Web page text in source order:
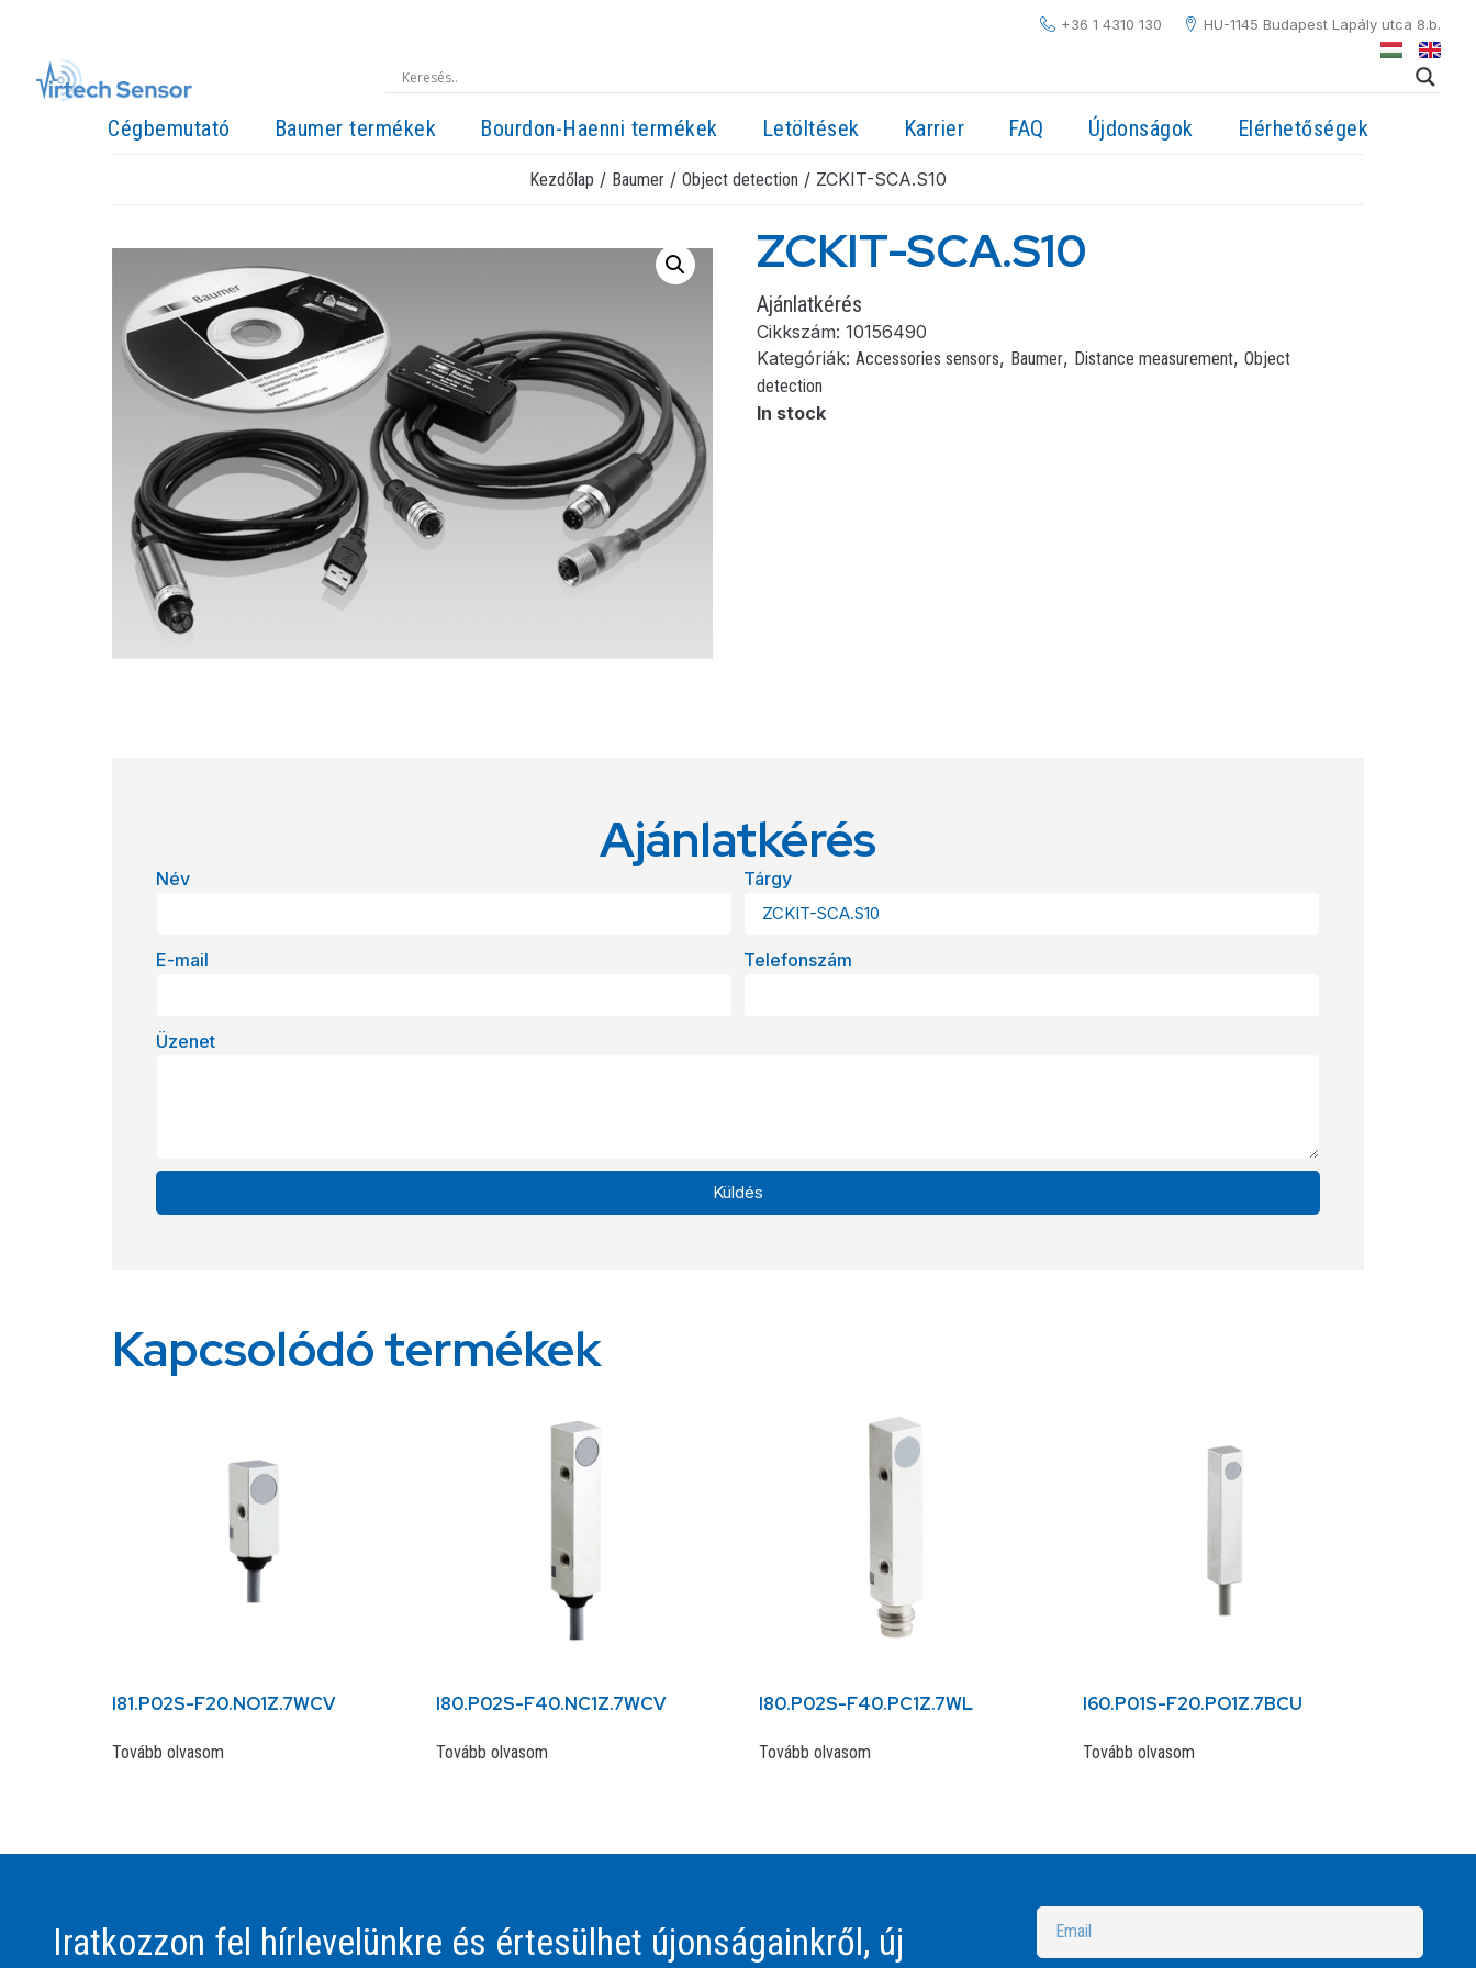
+36 1 4310 130 HU-1145 Budapest Lapály utca 8.b.
Cégbemutató Baumer termékek Bourdon-Haenni termékek Letöltések Karrier FAQ Újdonságok Elérhetőségek
Kezdőlap / Baumer / Object detection / ZCKIT-SCA.S10
ZCKIT-SCA.S10
Ajánlatkérés
Cikkszám:10156490
Kategóriák:Accessories sensors, Baumer, Distance measurement,Object
detection
In stock
Ajánlatkérés
Név Tárgy
E-mail Telefonszám
Üzenet
Küldés
Kapcsolódó termékek
I81.P02S-F20.NO1Z.7WCV
Tovább olvasom
I80.P02S-F40.NC1Z.7WCV
Tovább olvasom
I80.P02S-F40.PC1Z.7WL
Tovább olvasom
I60.P01S-F20.PO1Z.7BCU
Tovább olvasom
Iratkozzon fel hírlevelünkre és értesülhet újonságainkről, új